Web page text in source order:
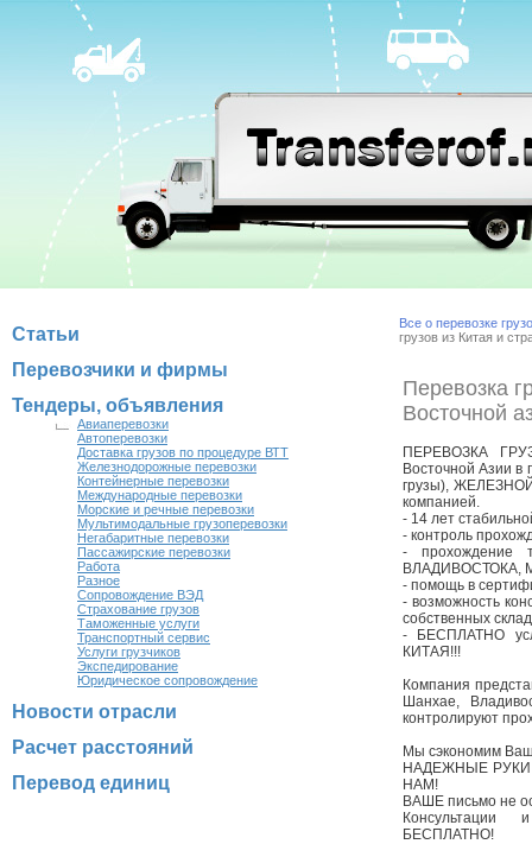
Статьи
Перевозчики и фирмы
Тендеры, объявления
Авиаперевозки
Автоперевозки
Доставка грузов по процедуре ВТТ
Железнодорожные перевозки
Контейнерные перевозки
Международные перевозки
Морские и речные перевозки
Мультимодальные грузоперевозки
Негабаритные перевозки
Пассажирские перевозки
Работа
Разное
Сопровождение ВЭД
Страхование грузов
Таможенные услуги
Транспортный сервис
Услуги грузчиков
Экспедирование
Юридическое сопровождение
Новости отрасли
Расчет расстояний
Перевод единиц
Все о перевозке
грузов из Китая и
Перевозка
Восточной
ПЕРЕВОЗКА
Восточной Азии
грузы),
компанией.
- 14 лет
- контроль
- прохождение
ВЛАДИВОСТОКА,
- помощь в
- возможность
собственных
- БЕСПЛАТНО
КИТАЯ!!!
Компания
Шанхае,
контролируют
Мы сэкономим
НАДЕЖНЫЕ
НАМ!
ВАШЕ письмо не
Консультации
БЕСПЛАТНО!